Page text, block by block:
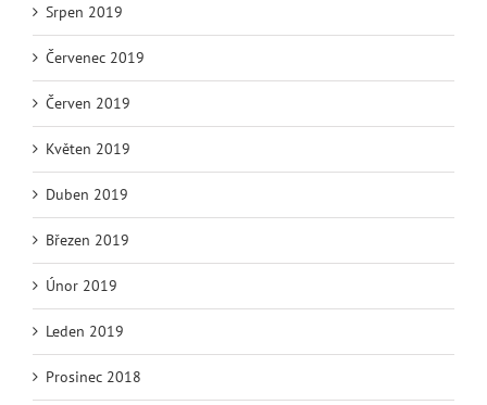
Srpen 2019
Červenec 2019
Červen 2019
Květen 2019
Duben 2019
Březen 2019
Únor 2019
Leden 2019
Prosinec 2018